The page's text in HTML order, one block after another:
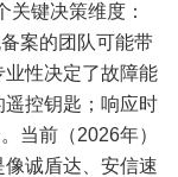
关键决策维度：
案的团队可能带
性决定了故障能
控钥匙；响应时
当前（2026年）
诚盾达、安信速